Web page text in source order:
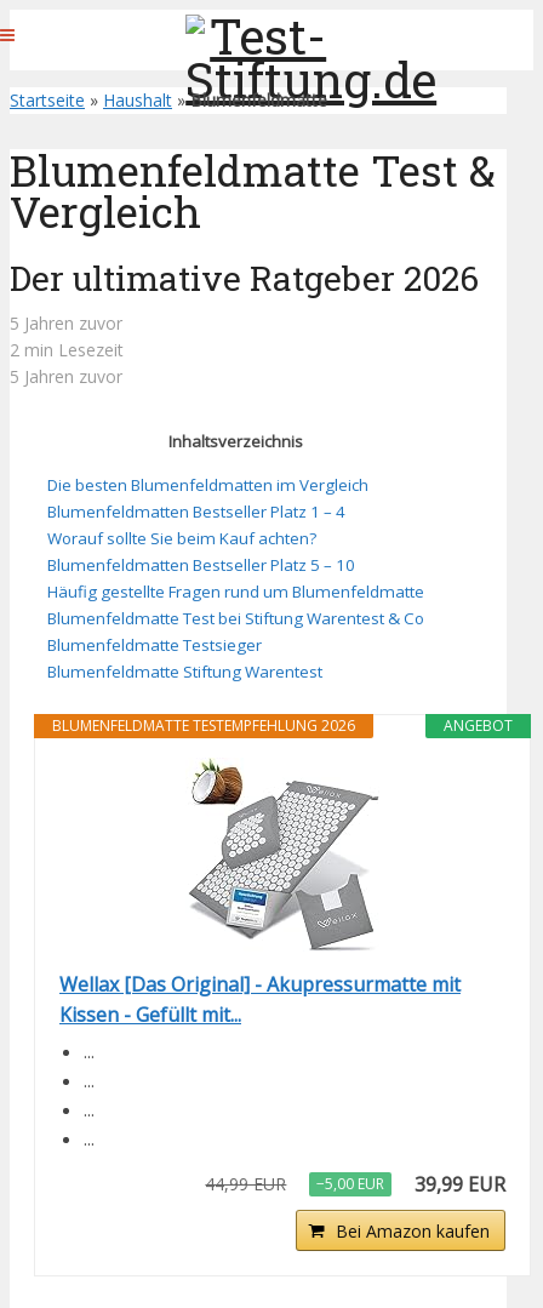
Startseite » Haushalt »Blumenfeldmatte
Blumenfeldmatte Test &
Vergleich
Der ultimative Ratgeber 2026
5 Jahren zuvor
2 min Lesezeit
5 Jahren zuvor
Inhaltsverzeichnis
Die besten Blumenfeldmatten im Vergleich
Blumenfeldmatten Bestseller Platz 1 – 4
Worauf sollte Sie beim Kauf achten?
Blumenfeldmatten Bestseller Platz 5 – 10
Häufig gestellte Fragen rund um Blumenfeldmatte
Blumenfeldmatte Test bei Stiftung Warentest & Co
Blumenfeldmatte Testsieger
Blumenfeldmatte Stiftung Warentest
ANGEBOT
BLUMENFELDMATTE TESTEMPFEHLUNG 2026
Wellax [Das Original] - Akupressurmatte mit
Kissen - Gefüllt mit...
...
...
...
...
44,99 EUR −5,00 EUR 39,99 EUR
Bei Amazon kaufen